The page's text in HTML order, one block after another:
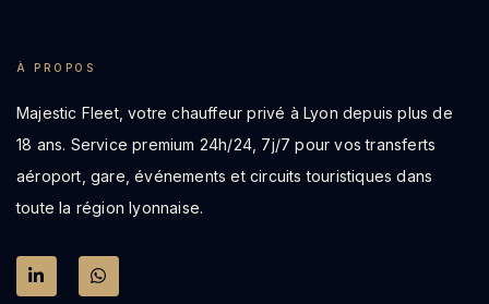
À PROPOS
Majestic Fleet, votre chauffeur privé à Lyon depuis plus de
18 ans. Service premium 24h/24, 7j/7 pour vos transferts
aéroport, gare, événements et circuits touristiques dans
toute la région lyonnaise.